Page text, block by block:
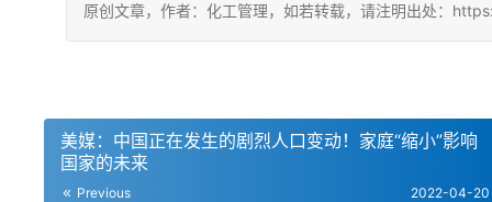
原创文章，作者：化工管理，如若转载，请注明出处：
美媒：中国正在发生的剧烈人口变动！家庭“缩小”影响
国家的未来
Previous 2022-04-20